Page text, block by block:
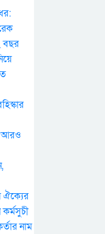
বছর
আরও
ঐক্যের
নাম